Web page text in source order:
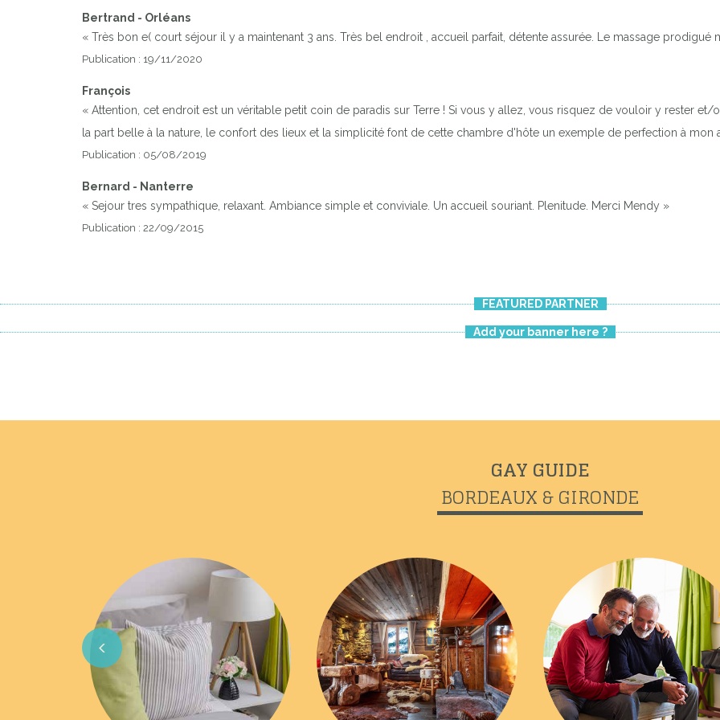
Bertrand - Orléans
« Très bon e( court séjour il y a maintenant 3 ans. Très bel endroit , accueil parfait, détente assurée. Le massage
Publication : 19/11/2020
François
« Attention, cet endroit est un véritable petit coin de paradis sur Terre ! Si vous y allez, vous risquez de vouloir y rester
la part belle à la nature, le confort des lieux et la simplicité font de cette chambre d'hôte un exemple de perfection à mon
Publication : 05/08/2019
Bernard - Nanterre
« Sejour tres sympathique, relaxant. Ambiance simple et conviviale. Un accueil souriant. Plenitude. Merci Mendy »
Publication : 22/09/2015
FEATURED PARTNER
Add your banner here ?
GAY GUIDE
BORDEAUX & GIRONDE
Previous